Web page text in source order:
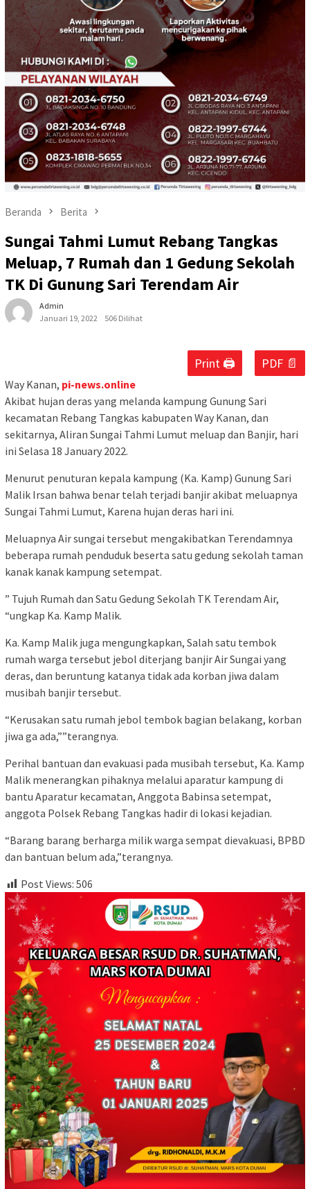
Beranda Berita
Sungai Tahmi Lumut Rebang Tangkas
Meluap, 7 Rumah dan 1 Gedung Sekolah
TK Di Gunung Sari Terendam Air
Admin
Januari 19, 2022
506 Dilihat
Print 🖨 PDF 📄
Way Kanan, pi-news.online
Akibat hujan deras yang melanda kampung Gunung Sari
kecamatan Rebang Tangkas kabupaten Way Kanan, dan
sekitarnya, Aliran Sungai Tahmi Lumut meluap dan Banjir, hari
ini Selasa 18 January 2022.
Menurut penuturan kepala kampung (Ka. Kamp) Gunung Sari
Malik Irsan bahwa benar telah terjadi banjir akibat meluapnya
Sungai Tahmi Lumut, Karena hujan deras hari ini.
Meluapnya Air sungai tersebut mengakibatkan Terendamnya
beberapa rumah penduduk beserta satu gedung sekolah taman
kanak kanak kampung setempat.
” Tujuh Rumah dan Satu Gedung Sekolah TK Terendam Air,
“ungkap Ka. Kamp Malik.
Ka. Kamp Malik juga mengungkapkan, Salah satu tembok
rumah warga tersebut jebol diterjang banjir Air Sungai yang
deras, dan beruntung katanya tidak ada korban jiwa dalam
musibah banjir tersebut.
“Kerusakan satu rumah jebol tembok bagian belakang, korban
jiwa ga ada,””terangnya.
Perihal bantuan dan evakuasi pada musibah tersebut, Ka. Kamp
Malik menerangkan pihaknya melalui aparatur kampung di
bantu Aparatur kecamatan, Anggota Babinsa setempat,
anggota Polsek Rebang Tangkas hadir di lokasi kejadian.
“Barang barang berharga milik warga sempat dievakuasi, BPBD
dan bantuan belum ada,”terangnya.
Post Views: 506